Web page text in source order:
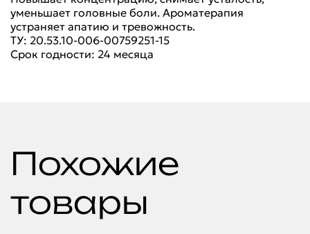
уменьшает головные боли. Ароматерапия
устраняет апатию и тревожность.
ТУ: 20.53.10-006-00759251-15
Срок годности: 24 месяца
Похожие
товары